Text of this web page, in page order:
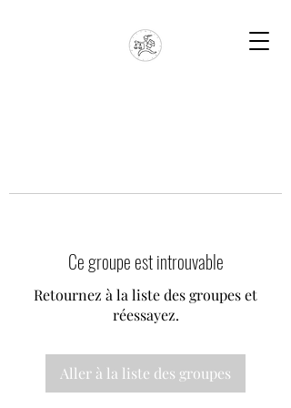
Ce groupe est introuvable
Retournez à la liste des groupes et
réessayez.
Aller à la liste des groupes